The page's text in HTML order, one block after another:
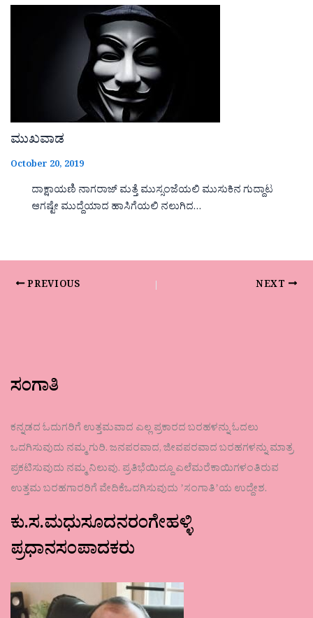
ಮುಖವಾಡ
October 20, 2019
ದಾಕ್ಷಾಯಣಿ ನಾಗರಾಜ್ ಮತ್ತೆ ಮುಸ್ಸಂಜೆಯಲಿ ಮುಸುಕಿನ ಗುದ್ದಾಟ
ಆಗಷ್ಟೇ ಮುದ್ದೆಯಾದ ಹಾಸಿಗೆಯಲಿ ನಲುಗಿದ…
PREVIOUS NEXT
ಸಂಗಾತಿ
ಕನ್ನಡದ ಓದುಗರಿಗೆ ಉತ್ತಮವಾದ ಎಲ್ಲ ಪ್ರಕಾರದ ಬರಹಳನ್ನು ಓದಲು
ಒದಗಿಸುವುದು ನಮ್ಮ ಗುರಿ. ಜನಪರವಾದ, ಜೀವಪರವಾದ ಬರಹಗಳನ್ನು ಮಾತ್ರ
ಪ್ರಕಟಿಸುವುದು ನಮ್ಮ ನಿಲುವು. ಪ್ರತಿಭೆಯಿದ್ದೂ ಎಲೆಮರೆಕಾಯಿಗಳಂತಿರುವ
ಉತ್ತಮ ಬರಹಗಾರರಿಗೆ ವೇದಿಕೆಒದಗಿಸುವುದು ʼಸಂಗಾತಿʼಯ ಉದ್ದೇಶ.
ಕು.ಸ.ಮಧುಸೂದನರಂಗೇಹಳ್ಳಿ
ಪ್ರಧಾನಸಂಪಾದಕರು